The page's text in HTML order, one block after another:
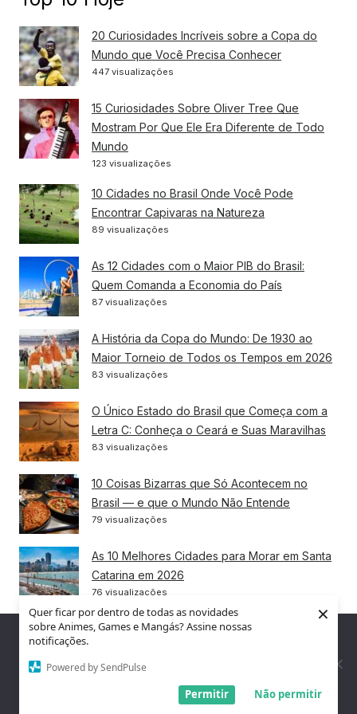
Quer ficar por dentro de todas as novidades
sobre Animes, Games e Mangás? Assine nossas
notificações.
Powered by SendPulse
Não permitir
Permitir
×
20 Curiosidades Incríveis sobre a Copa do
Mundo que Você Precisa Conhecer
447 visualizações
15 Curiosidades Sobre Oliver Tree Que
Mostram Por Que Ele Era Diferente de Todo
Mundo
123 visualizações
10 Cidades no Brasil Onde Você Pode
Encontrar Capivaras na Natureza
89 visualizações
As 12 Cidades com o Maior PIB do Brasil:
Quem Comanda a Economia do País
87 visualizações
A História da Copa do Mundo: De 1930 ao
Maior Torneio de Todos os Tempos em 2026
83 visualizações
O Único Estado do Brasil que Começa com a
Letra C: Conheça o Ceará e Suas Maravilhas
83 visualizações
10 Coisas Bizarras que Só Acontecem no
Brasil — e que o Mundo Não Entende
79 visualizações
As 10 Melhores Cidades para Morar em Santa
Catarina em 2026
76 visualizações
10 Curiosidades Fascinantes Sobre a Noruega
76 visualizações
As 10 Maiores Aranhas do Mundo: Conheça os
Nós utilizamos cookies para garantir que você tenha a melhor
experiência em nosso site. Se você continua a usar este site,
assumimos que você está satisfeito.
Entendi!